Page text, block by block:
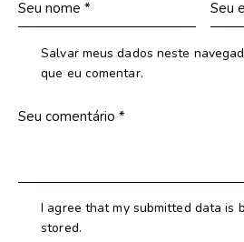
Salvar meus dados neste
que eu comentar.
I agree that my submitted data is
stored.